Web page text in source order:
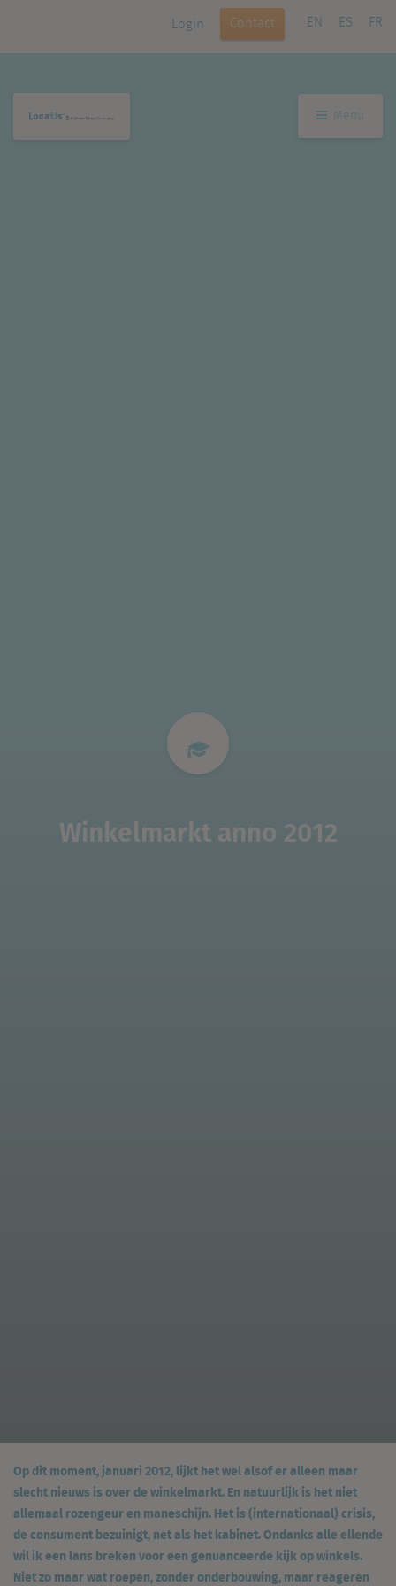
Login Contact EN ES FR
Menu
Winkelmarkt anno 2012
Op dit moment, januari 2012, lijkt het wel alsof er alleen maar
slecht nieuws is over de winkelmarkt. En natuurlijk is het niet
allemaal rozengeur en maneschijn. Het is (internationaal) crisis,
de consument bezuinigt, net als het kabinet. Ondanks alle ellende
wil ik een lans breken voor een genuanceerde kijk op winkels.
Niet zo maar wat roepen, zonder onderbouwing, maar reageren